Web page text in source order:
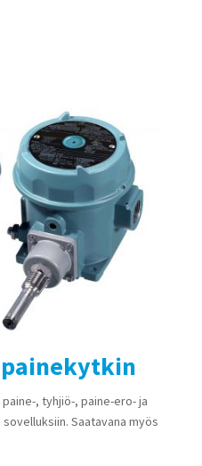
painekytkin
, tyhjiö-, paine-ero- ja
Saatavana myös